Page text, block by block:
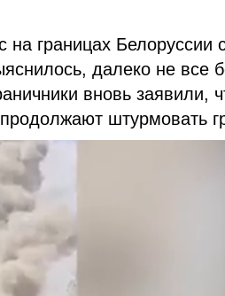
на границах Белоруссии
далеко не все
вновь заявили,
штурмовать